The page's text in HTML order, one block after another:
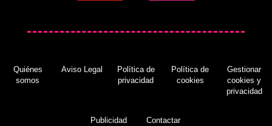
Quiénes
somos
Aviso Legal
Política de
privacidad
Política de
cookies
Gestionar
cookies y
privacidad
Publicidad Contactar